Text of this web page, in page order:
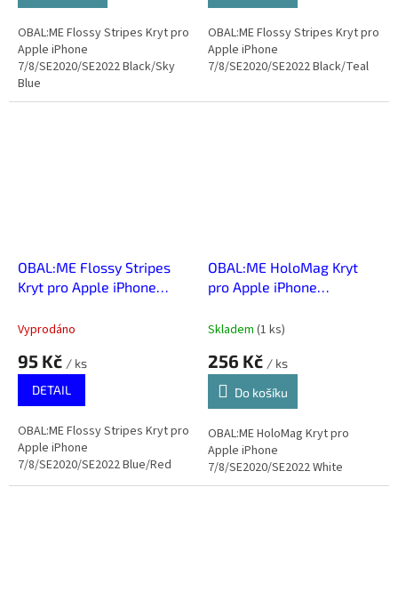
OBAL:ME Flossy Stripes Kryt pro
Apple iPhone
7/8/SE2020/SE2022 Black/Sky
Blue
OBAL:ME Flossy Stripes Kryt pro
Apple iPhone
7/8/SE2020/SE2022 Black/Teal
OBAL:ME Flossy Stripes
Kryt pro Apple iPhone
Blue/Red
Vyprodáno
95 Kč / ks
DETAIL
OBAL:ME Flossy Stripes Kryt pro
Apple iPhone
7/8/SE2020/SE2022 Blue/Red
OBAL:ME HoloMag Kryt
pro Apple iPhone
White
Skladem (1 ks)
256 Kč / ks
Do košíku
OBAL:ME HoloMag Kryt pro
Apple iPhone
7/8/SE2020/SE2022 White